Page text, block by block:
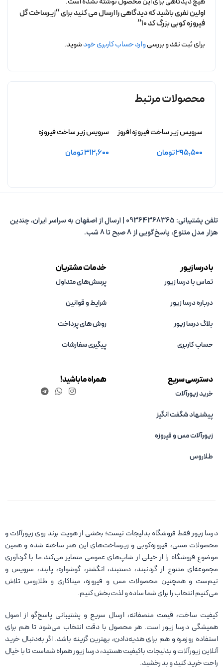
اولین نفری باشید که دیدگاهی را ارسال می کنید برای “زیرساخت گل
فیروزه کوبی بزرگ کد 10”
برای ثبت نقد و بررسیوارد حساب کاربری خودشوید.
محصولات مرتبط
سرویس زیر ساخت فیروزه افروز
295,500تومان
سرویس زیر ساخت فیروزه
312,600تومان
تلفن پشتیبانی: 09364368365 | ارسال از اصفهان به سراسر ایران، چندین
هزار مدل متنوع، پاسخ‌گویی از 8 صبح تا 8 شب.
با درسا زیور
تماس با درسا زیور
درباره درسا زیور
بلاگ درسا زیور
حساب کاربری
خدمات مشتریان
پرسش‌های متداول
شرایط و قوانین
روش های پرداخت
پیگیری سفارشات
دسترسی سریع
خرید زیورآلات
پیشنهاد شگفت انگیز
زیورآلات مس و فیروزه‌
طلاروس
همراه ما باشید!
درسا زیور فقط فروشگاه بدلیجات نیست؛ بخشی از هویت برند روی زیورآلات و
محصولات مسی، فیروزه‌کوبی و زیرساخت‌های این هنر ساخته شده و همین
موضوع فروشگاه را از خیلی از شاپ‌های عمومی متمایز می‌کند.ما با گردآوری
مجموعه‌ای متنوع از گردنبند، دستبند، انگشتر، گوشواره، پابند، سرویس و
نیم‌ست و همچنین محصولات مس و فیروزه، میناکاری و طلاروس تلاش
می‌کنیم انتخاب را برای شما ساده و لذت‌بخش کنیم.
کیفیت ساخت، قیمت منصفانه، ارسال سریع و پشتیبانی پاسخ‌گو از اصول
همیشگی درسا زیور است. هر محصول با دقت انتخاب می‌شود تا هم برای
استفاده روزمره و هم برای هدیه‌دادن، بهترین گزینه باشد. اگر به‌دنبال خرید
آنلاین زیورآلات و بدلیجات باکیفیت هستید، درسا زیور همراه شماست تا با خیال
راحت خرید کنید و بدرخشید.